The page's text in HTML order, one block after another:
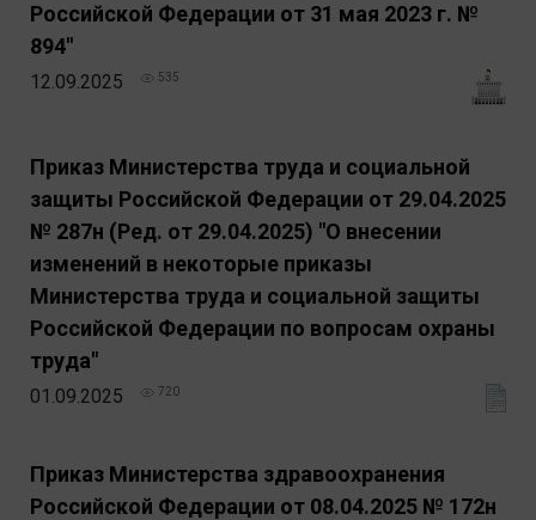
Российской Федерации от 31 мая 2023 г. №
894"
12.09.2025 535
Приказ Министерства труда и социальной
защиты Российской Федерации от 29.04.2025
№ 287н (Ред. от 29.04.2025) "О внесении
изменений в некоторые приказы
Министерства труда и социальной защиты
Российской Федерации по вопросам охраны
труда"
01.09.2025 720
Приказ Министерства здравоохранения
Российской Федерации от 08.04.2025 № 172н